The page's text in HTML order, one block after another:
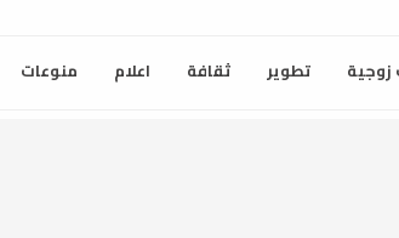
زوجية تطوير ثقافة اعلام منوعات